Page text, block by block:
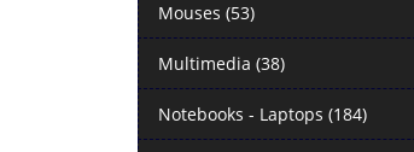
Mouses (53)
Multimedia (38)
Notebooks - Laptops (184)